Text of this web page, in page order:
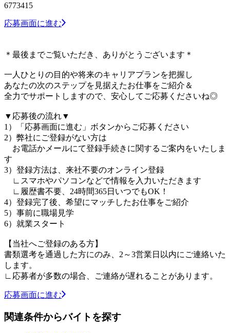
6773415
応募画面に進む
＊最後までご覧いただき、ありがとうございます＊
一人ひとりの目的や将来のキャリアプランを把握し
あなたの次のステップを見据えたお仕事をご紹介＆
全力でサポートしますので、安心してご応募くださいね◎
▼応募後の流れ▼
1）「応募画面に進む」ボタンからご応募ください
2）弊社にご登録がない方は
お電話かメールにて登録手続きに関するご案内をいたしま
す
3）登録方法は、来社不要のオンライン登録
∟スマホやパソコンなどで情報を入力いただきます
∟履歴書不要、24時間365日いつでもOK！
4）登録完了後、希望にマッチしたお仕事をご紹介
5）事前に職場見学
6）就業スタート
【当社へご登録のある方】
書類選考を通過した方にのみ、2～3営業日以内にご連絡いた
します。
∟応募者が多数の場合、ご連絡が遅れることがあります。
応募画面に進む
関連条件からバイトを探す